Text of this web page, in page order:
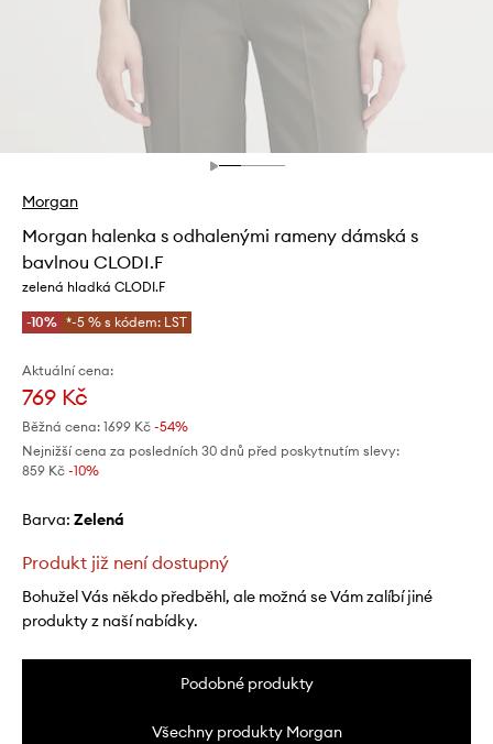
Morgan
Morgan halenka s odhalenými rameny dámská s
bavlnou CLODI.F
zelená hladká CLODI.F
-10% *-5 % s kódem: LST
Aktuální cena:
769 Kč
Běžná cena: 1699 Kč -54%
Nejnižší cena za posledních 30 dnů před poskytnutím slevy:
859 Kč -10%
Barva: zelená
Produkt již není dostupný
Bohužel Vás někdo předběhl, ale možná se Vám zalíbí jiné
produkty z naší nabídky.
Podobné produkty
Všechny produkty Morgan